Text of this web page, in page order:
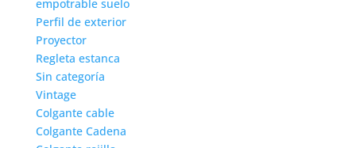
empotrable suelo
Perfil de exterior
Proyector
Regleta estanca
Sin categoría
Vintage
Colgante cable
Colgante Cadena